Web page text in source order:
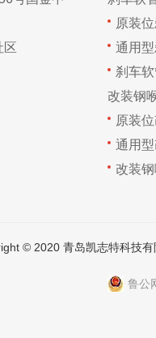
区
原装
通用
刹车
改装钢
原装
通用
改装
© 2020 青岛凯志特科技
鲁公